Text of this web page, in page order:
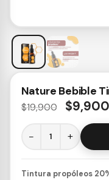
Nature Bebible
$19,900 $9,900
− +
Tintura propóleos